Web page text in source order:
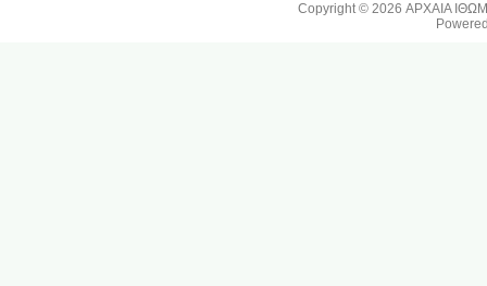
Copyright © 2026ΑΡΧΑΙΑ